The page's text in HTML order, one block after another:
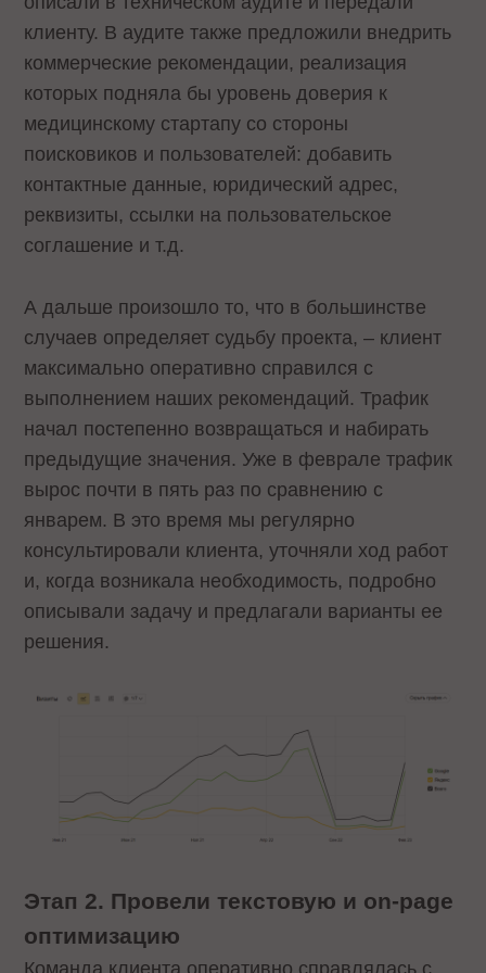
клиенту. В аудите также предложили внедрить
коммерческие рекомендации, реализация
которых подняла бы уровень доверия к
медицинскому стартапу со стороны
поисковиков и пользователей: добавить
контактные данные, юридический адрес,
реквизиты, ссылки на пользовательское
соглашение и т.д.
А дальше произошло то, что в большинстве
случаев определяет судьбу проекта, – клиент
максимально оперативно справился с
выполнением наших рекомендаций. Трафик
начал постепенно возвращаться и набирать
предыдущие значения. Уже в феврале трафик
вырос почти в пять раз по сравнению с
январем. В это время мы регулярно
консультировали клиента, уточняли ход работ
и, когда возникала необходимость, подробно
описывали задачу и предлагали варианты ее
решения.
Этап 2. Провели текстовую и on-page
оптимизацию